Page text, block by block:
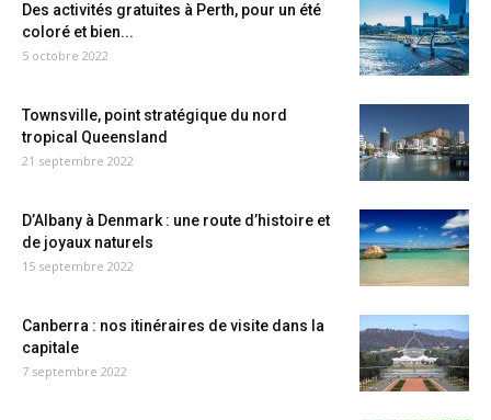
Des activités gratuites à Perth, pour un été
coloré et bien...
5 octobre 2022
Townsville, point stratégique du nord
tropical Queensland
21 septembre 2022
D’Albany à Denmark : une route d’histoire et
de joyaux naturels
15 septembre 2022
Canberra : nos itinéraires de visite dans la
capitale
7 septembre 2022